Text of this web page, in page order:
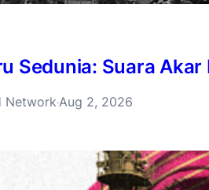
Sedunia: Suara
Network·Aug 2, 2026